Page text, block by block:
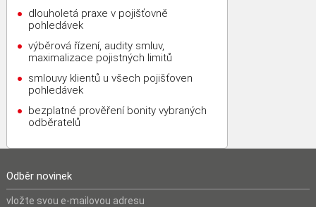
dlouholetá praxe v pojišťovně
pohledávek
výběrová řízení, audity smluv,
maximalizace pojistných limitů
smlouvy klientů u všech pojišťoven
pohledávek
bezplatné prověření bonity vybraných
odběratelů
Odběr novinek
vložte svou e-mailovou adresu